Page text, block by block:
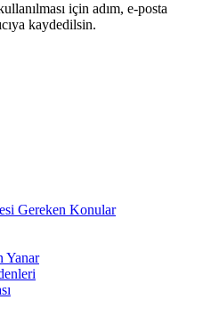
için adım, e-posta
kaydedilsin.